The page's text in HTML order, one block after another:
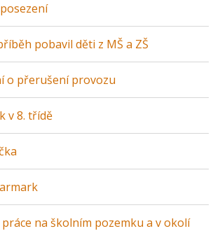
pobavil děti z MŠ a ZŠ
o přerušení provozu
v 8. třídě
na školním pozemku a v okolí